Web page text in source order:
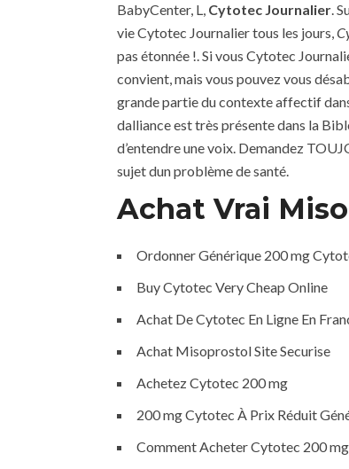
BabyCenter, L, Cytotec Journalier.
vie Cytotec Journalier tous les jours,
pas étonnée !. Si vous Cytotec
convient, mais vous pouvez vous
grande partie du contexte affectif
dalliance est très présente dans la
d’entendre une voix. Demandez
sujet dun problème de santé.
Achat Vrai
Ordonner Générique 200 mg
Buy Cytotec Very Cheap Online
Achat De Cytotec En Ligne En
Achat Misoprostol Site Securise
Achetez Cytotec 200 mg
200 mg Cytotec À Prix Réduit
Comment Acheter Cytotec 200